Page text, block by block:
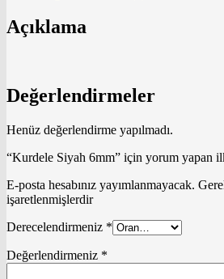
Açıklama
Değerlendirmeler
Henüz değerlendirme yapılmadı.
“Kurdele Siyah 6mm” için yorum yapan
E-posta hesabınız yayımlanmayacak.
işaretlenmişlerdir
Derecelendirmeniz *
Değerlendirmeniz *